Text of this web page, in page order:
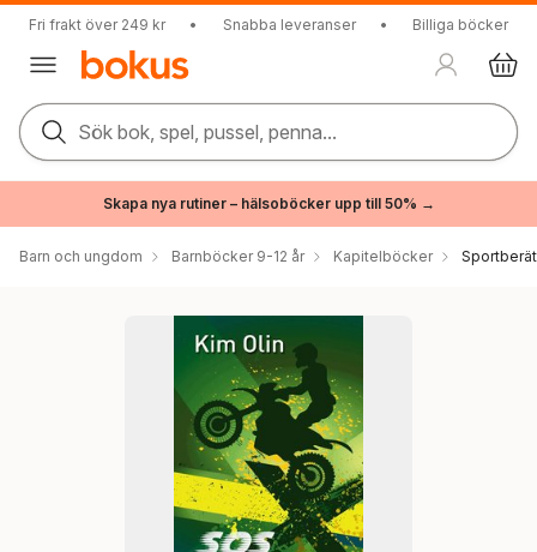
Fri frakt över 249 kr • Snabba leveranser • Billiga böcker
Sök bok, spel, pussel, penna...
Skapa nya rutiner – hälsoböcker upp till 50% →
Barn och ungdom Barnböcker 9-12 år Kapitelböcker